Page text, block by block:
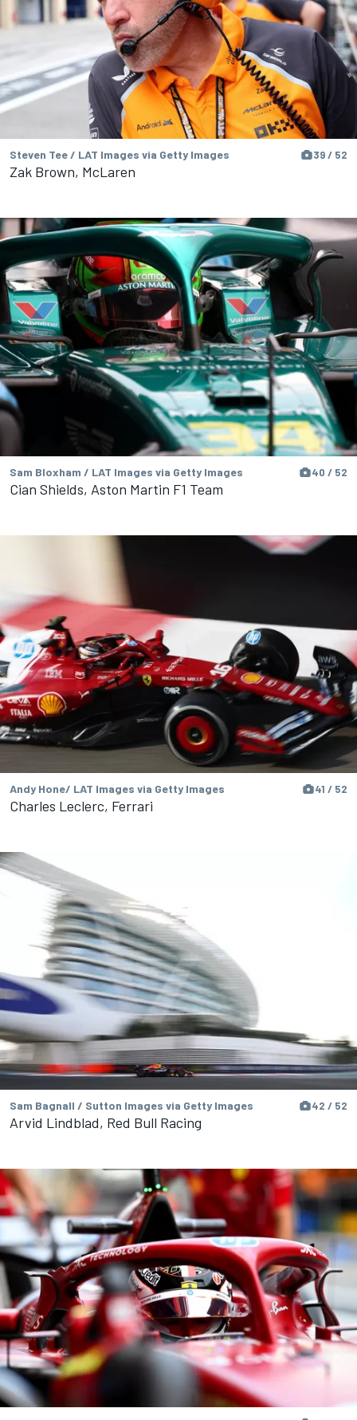
Steven Tee / LAT Images via Getty Images 39 / 52
Zak Brown, McLaren
Sam Bloxham / LAT Images via Getty Images 40 / 52
Cian Shields, Aston Martin F1 Team
Andy Hone/ LAT Images via Getty Images 41 / 52
Charles Leclerc, Ferrari
Sam Bagnall / Sutton Images via Getty Images 42 / 52
Arvid Lindblad, Red Bull Racing